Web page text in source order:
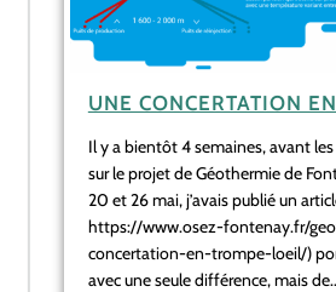
UNE CONCERTATION
Il y a bientôt 4 semaines, avant
sur le projet de Géothermie de
20 et 26 mai, j’avais publié un
https://www.osez-fontenay.fr/
concertation-en-trompe-loeil/)
avec une seule différence, mais